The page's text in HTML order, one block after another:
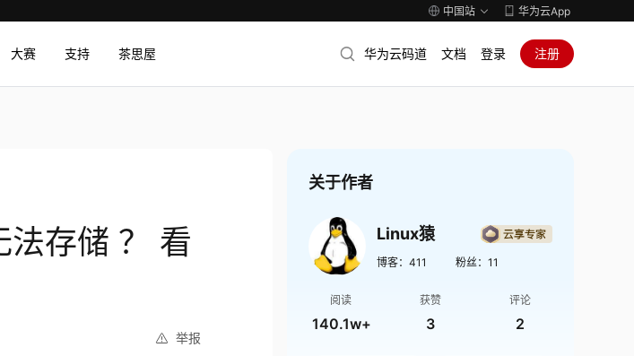
中国站 华为云App
大赛 支持 茶思屋 华为云码道 文档 登录 注册
法存储 ？ 看
举报
关于作者
Linux猿
博客： 411 粉丝： 11
阅读
140.1w+
获赞
3
评论
2